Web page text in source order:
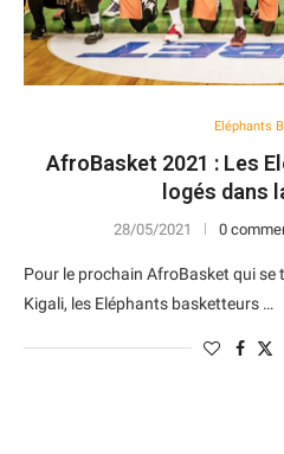
Eléphants
AfroBasket 2021 : Les
logés dans
28/05/2021 0
Pour le prochain AfroBasket qui se
Kigali, les Eléphants basketteurs …